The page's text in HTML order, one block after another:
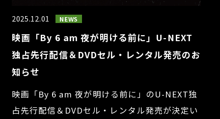
2025.12.01 NEWS
映画「By 6 am 夜が明ける前に」U-NEXT
独占先行配信＆DVDセル・レンタル発売のお
知らせ
映画「By 6 am 夜が明ける前に」のU-NEXT独
占先行配信＆DVDセル・レンタル発売が決定い